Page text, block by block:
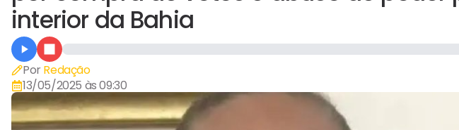
interior da Bahia
Por Redação
13/05/2025 às 09:30